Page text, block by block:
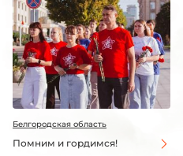
Белгородская область
Помним и гордимся!